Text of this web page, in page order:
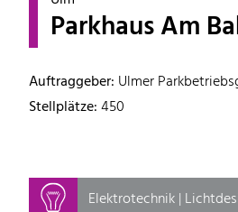
Parkhaus Am
Auftraggeber: Ulmer
Stellplätze:450
Elektrotechnik |